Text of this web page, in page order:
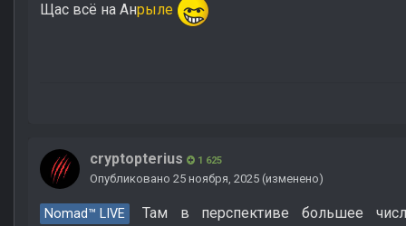
Щас всё на Анрыле
cryptopterius 1 625
Опубликовано 25 ноября, 2025 (изменено)
Nomad™ LIVE
Там в перспективе большее